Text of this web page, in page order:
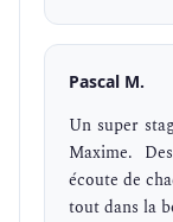
Pascal M.
Un super
Maxime.
écoute de
tout dans la